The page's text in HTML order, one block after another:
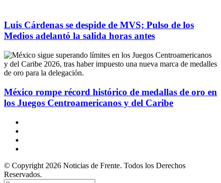
Luis Cárdenas se despide de MVS; Pulso de los
Medios adelantó la salida horas antes
México rompe récord histórico de medallas de oro en
los Juegos Centroamericanos y del Caribe
© Copyright 2026 Noticias de Frente. Todos los Derechos
Reservados.